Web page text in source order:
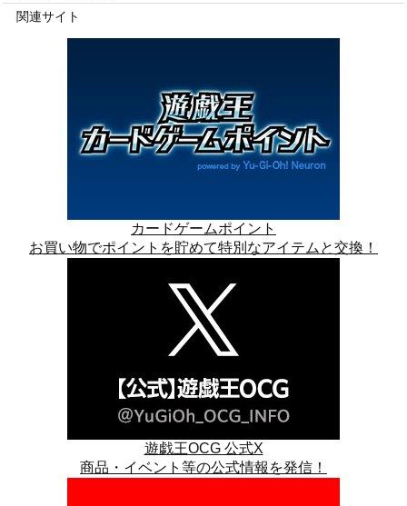
関連サイト
カードゲームポイント
お買い物でポイントを貯めて特別なアイテムと交換！
遊戯王OCG 公式X
商品・イベント等の公式情報を発信！